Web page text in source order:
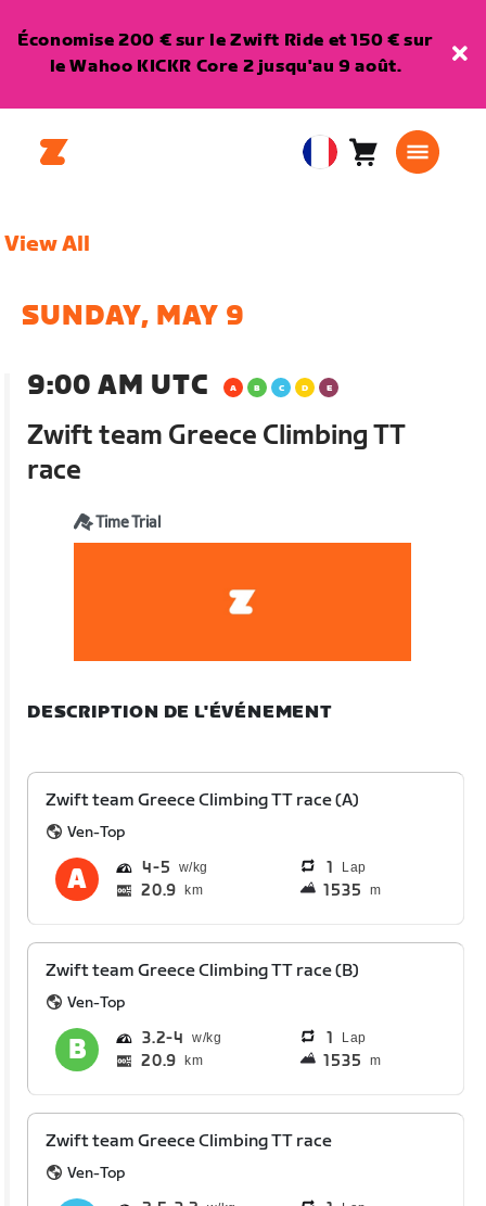
Économise 200 € sur le Zwift Ride et 150 € sur
le Wahoo KICKR Core 2 jusqu'au 9 août.
EuropeanPanier0
View All
SUNDAY, MAY 9
9:00 AM UTC
Zwift team Greece Climbing TT
race
Time Trial
DESCRIPTION DE L'ÉVÉNEMENT
Zwift team Greece Climbing TT race (A)
Ven-Top
4 5 1 Lap
20.9 km 1535 m
Zwift team Greece Climbing TT race (B)
Ven-Top
3.2 4 1 Lap
20.9 km 1535 m
Zwift team Greece Climbing TT race
Ven-Top